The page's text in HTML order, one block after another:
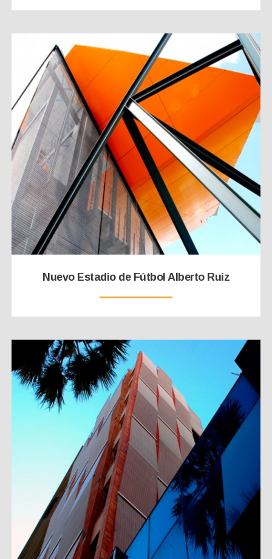
Nuevo Estadio de Fútbol Alberto Ruiz